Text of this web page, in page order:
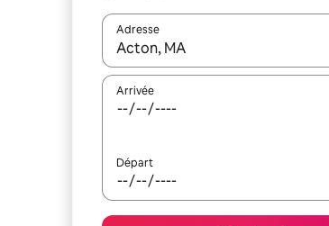
Adresse
Lorsque les résultats s'affichent,
Arrivée
Départ